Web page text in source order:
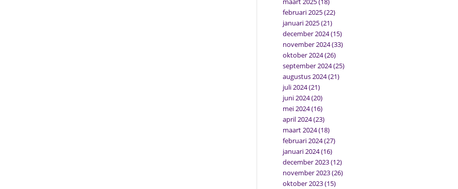
februari 2025(22)
januari 2025(21)
december 2024(15)
november 2024(33)
oktober 2024(26)
september 2024(25)
augustus 2024(21)
juli 2024(21)
juni 2024(20)
mei 2024(16)
april 2024(23)
maart 2024(18)
februari 2024(27)
januari 2024(16)
december 2023(12)
november 2023(26)
oktober 2023(15)